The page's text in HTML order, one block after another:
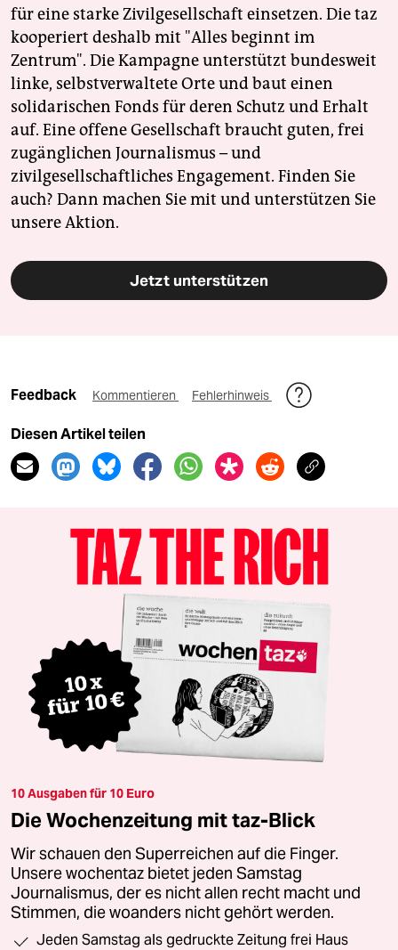
für eine starke Zivilgesellschaft einsetzen. Die taz
kooperiert deshalb mit "Alles beginnt im
Zentrum". Die Kampagne unterstützt bundesweit
linke, selbstverwaltete Orte und baut einen
solidarischen Fonds für deren Schutz und Erhalt
auf. Eine offene Gesellschaft braucht guten, frei
zugänglichen Journalismus – und
zivilgesellschaftliches Engagement. Finden Sie
auch? Dann machen Sie mit und unterstützen Sie
unsere Aktion.
Jetzt unterstützen
Feedback Kommentieren Fehlerhinweis
Diesen Artikel teilen
10 Ausgaben für 10 Euro
Die Wochenzeitung mit taz-Blick
Wir schauen den Superreichen auf die Finger.
Unsere wochentaz bietet jeden Samstag
Journalismus, der es nicht allen recht macht und
Stimmen, die woanders nicht gehört werden.
Jeden Samstag als gedruckte Zeitung frei Haus